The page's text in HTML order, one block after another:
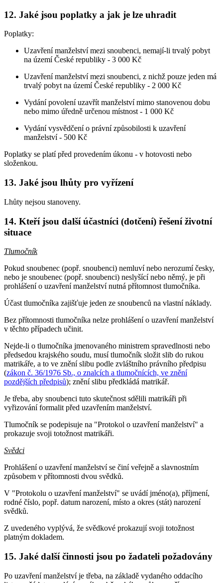
12. Jaké jsou poplatky a jak je lze uhradit
Poplatky:
Uzavření manželství mezi snoubenci, nemají-li trvalý pobyt
na území České republiky - 3 000 Kč
Uzavření manželství mezi snoubenci, z nichž pouze jeden má
trvalý pobyt na území České republiky - 2 000 Kč
Vydání povolení uzavřít manželství mimo stanovenou dobu
nebo mimo úředně určenou místnost - 1 000 Kč
Vydání vysvědčení o právní způsobilosti k uzavření
manželství - 500 Kč
Poplatky se platí před provedením úkonu - v hotovosti nebo
složenkou.
13. Jaké jsou lhůty pro vyřízení
Lhůty nejsou stanoveny.
14. Kteří jsou další účastníci (dotčení) řešení životní
situace
Tlumočník
Pokud snoubenec (popř. snoubenci) nemluví nebo nerozumí česky,
nebo je snoubenec (popř. snoubenci) neslyšící nebo němý, je při
prohlášení o uzavření manželství nutná přítomnost tlumočníka.
Účast tlumočníka zajišťuje jeden ze snoubenců na vlastní náklady.
Bez přítomnosti tlumočníka nelze prohlášení o uzavření manželství
v těchto případech učinit.
Nejde-li o tlumočníka jmenovaného ministrem spravedlnosti nebo
předsedou krajského soudu, musí tlumočník složit slib do rukou
matrikáře, a to ve znění slibu podle zvláštního právního předpisu
(zákon č. 36/1976 Sb., o znalcích a tlumočnících, ve znění
pozdějších předpisů); znění slibu předkládá matrikář.
Je třeba, aby snoubenci tuto skutečnost sdělili matrikáři při
vyřizování formalit před uzavřením manželství.
Tlumočník se podepisuje na "Protokol o uzavření manželství" a
prokazuje svoji totožnost matrikáři.
Svědci
Prohlášení o uzavření manželství se činí veřejně a slavnostním
způsobem v přítomnosti dvou svědků.
V "Protokolu o uzavření manželství" se uvádí jméno(a), příjmení,
rodné číslo, popř. datum narození, místo a okres (stát) narození
svědků.
Z uvedeného vyplývá, že svědkové prokazují svoji totožnost
platným dokladem.
15. Jaké další činnosti jsou po žadateli požadovány
Po uzavření manželství je třeba, na základě vydaného oddacího